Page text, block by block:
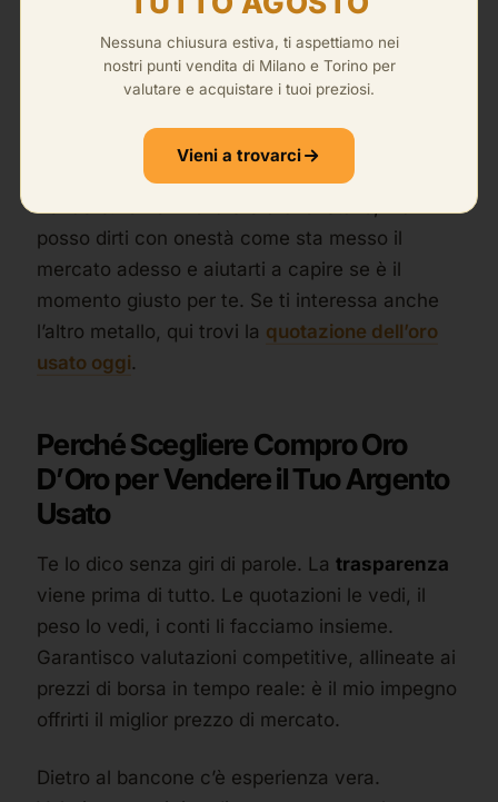
dell’argento al grammone risente in positivo.
Sale e scende. E proprio per questo, certi
momenti sono più vantaggiosi di altri per
vendere. Io non ho la sfera di cristallo, ma
posso dirti con onestà come sta messo il
mercato adesso e aiutarti a capire se è il
momento giusto per te. Se ti interessa anche
l’altro metallo, qui trovi la quotazione dell’oro
usato oggi.
Perché Scegliere Compro Oro
D’Oro per Vendere il Tuo Argento
Usato
Te lo dico senza giri di parole. La trasparenza
viene prima di tutto. Le quotazioni le vedi, il
peso lo vedi, i conti li facciamo insieme.
Garantisco valutazioni competitive, allineate ai
prezzi di borsa in tempo reale: è il mio impegno
offrirti il miglior prezzo di mercato.
Dietro al bancone c’è esperienza vera.
Nessuna chiusura estiva, ti aspettiamo nei
nostri punti vendita di Milano e Torino per
valutare e acquistare i tuoi preziosi.
Vieni a trovarci